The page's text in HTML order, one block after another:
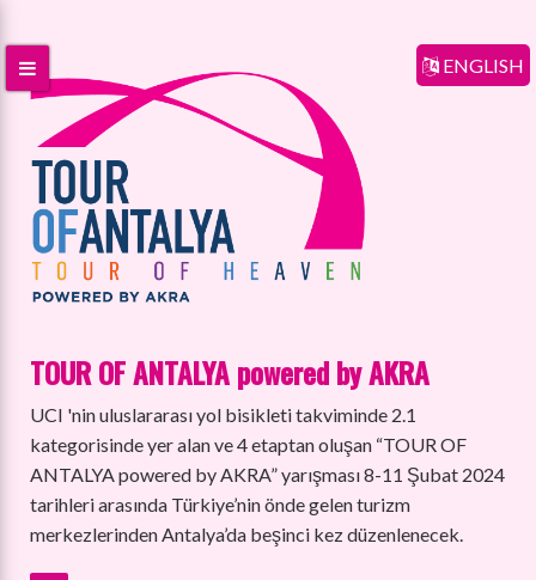
ENGLISH
TOUR OF ANTALYA powered by AKRA
UCI 'nin uluslararası yol bisikleti takviminde 2.1
kategorisinde yer alan ve 4 etaptan oluşan “TOUR OF
ANTALYA powered by AKRA” yarışması 8-11 Şubat 2024
tarihleri arasında Türkiye’nin önde gelen turizm
merkezlerinden Antalya’da beşinci kez düzenlenecek.